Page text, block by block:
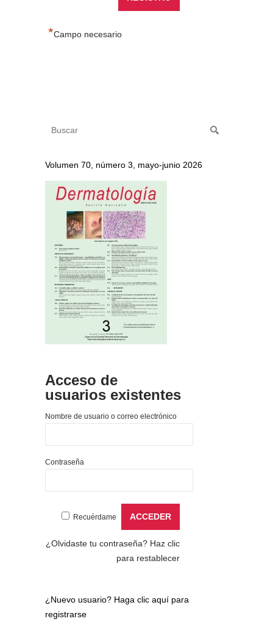
*Campo necesario
Volumen 70, número 3, mayo-junio 2026
Acceso de
usuarios existentes
Nombre de usuario o correo electrónico
Contraseña
Recuérdame
¿Olvidaste tu contraseña? Haz clic
para restablecer
¿Nuevo usuario? Haga clic aquí para
registrarse